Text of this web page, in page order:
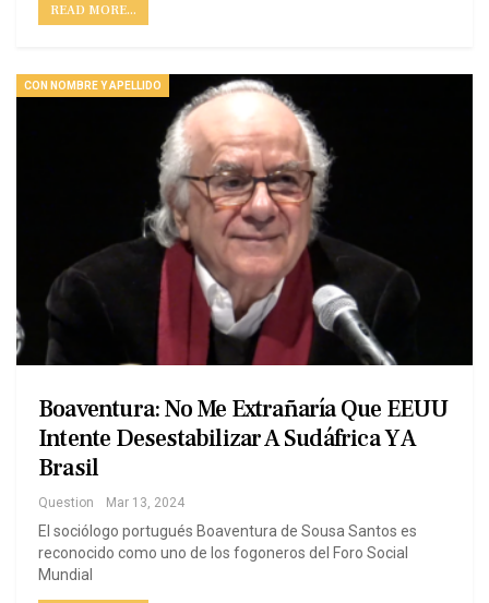
READ MORE...
CON NOMBRE Y APELLIDO
Boaventura: No Me Extrañaría Que EEUU
Intente Desestabilizar A Sudáfrica Y A
Brasil
Question Mar 13, 2024
El sociólogo portugués Boaventura de Sousa Santos es
reconocido como uno de los fogoneros del Foro Social
Mundial